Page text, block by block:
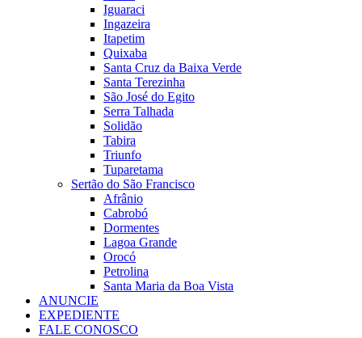
Iguaraci
Ingazeira
Itapetim
Quixaba
Santa Cruz da Baixa Verde
Santa Terezinha
São José do Egito
Serra Talhada
Solidão
Tabira
Triunfo
Tuparetama
Sertão do São Francisco
Afrânio
Cabrobó
Dormentes
Lagoa Grande
Orocó
Petrolina
Santa Maria da Boa Vista
ANUNCIE
EXPEDIENTE
FALE CONOSCO